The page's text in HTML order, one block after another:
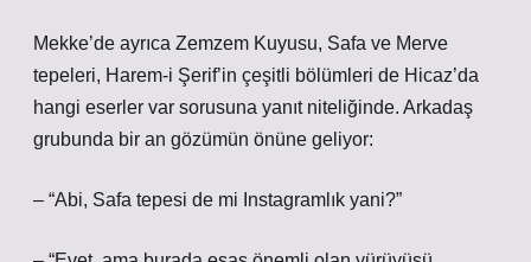
Mekke’de ayrıca Zemzem Kuyusu, Safa ve Merve
tepeleri, Harem-i Şerif’in çeşitli bölümleri de Hicaz’da
hangi eserler var sorusuna yanıt niteliğinde. Arkadaş
grubunda bir an gözümün önüne geliyor:
– “Abi, Safa tepesi de mi Instagramlık yani?”